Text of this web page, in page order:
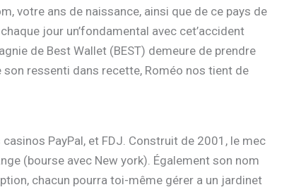
votre ans de naissance, ainsi que de ce pays de
jour un’fondamental avec cet’accident
de Best Wallet (BEST) demeure de prendre
ressenti dans recette, Roméo nos tient de
PayPal, et FDJ. Construit de 2001, le mec
(bourse avec New york). Également son nom
chacun pourra toi-même gérer a un jardinet